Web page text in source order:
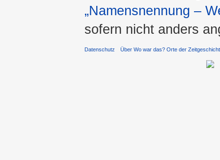
„Namensnennung –
sofern nicht anders
Datenschutz Über Wo war das? Orte der